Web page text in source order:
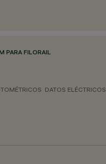
PARA FILORAIL
DATOS ELÉCTRICOS